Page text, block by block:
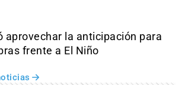
aprovechar la anticipación para
frente a El Niño